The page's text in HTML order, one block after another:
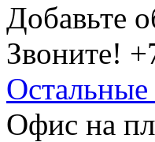
Добавьте
Звоните!
Остальные
Офис на